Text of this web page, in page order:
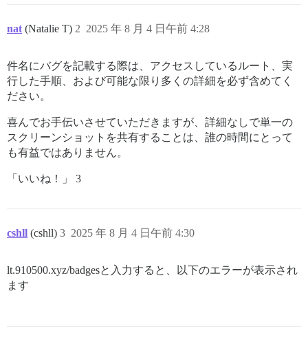
nat (Natalie T) 2025 年 8 月 4 日午前 4:28
2
件名にバグを記載する際は、アクセスしているルート、実
行した手順、および可能な限り多くの詳細を必ず含めてく
ださい。
喜んでお手伝いさせていただきますが、詳細なしで単一の
スクリーンショットを共有することは、誰の時間にとって
も有益ではありません。
「いいね！」 3
cshll (cshll) 2025 年 8 月 4 日午前 4:30
3
lt.910500.xyz/badgesと入力すると、以下のエラーが表示され
ます